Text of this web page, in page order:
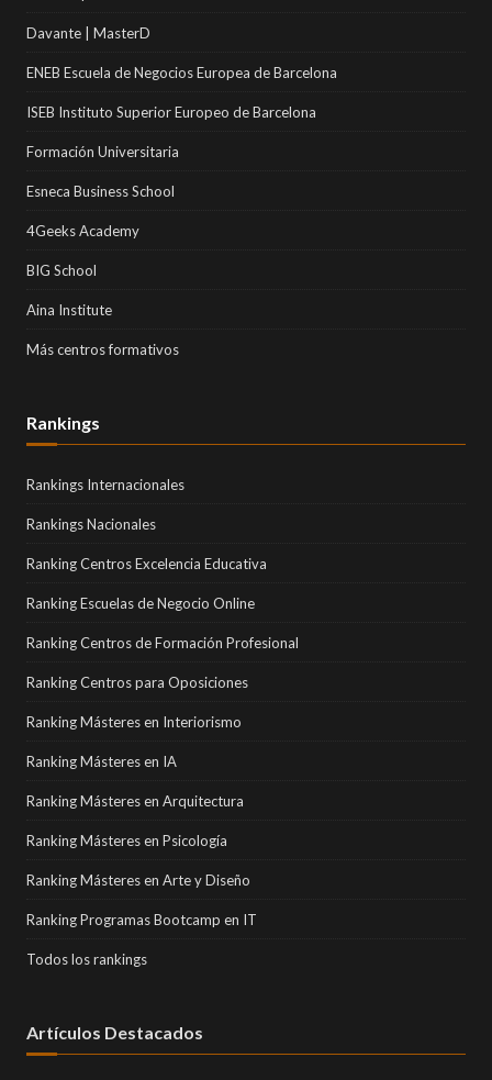
Davante | MasterD
ENEB Escuela de Negocios Europea de Barcelona
ISEB Instituto Superior Europeo de Barcelona
Formación Universitaria
Esneca Business School
4Geeks Academy
BIG School
Aina Institute
Más centros formativos
Rankings
Rankings Internacionales
Rankings Nacionales
Ranking Centros Excelencia Educativa
Ranking Escuelas de Negocio Online
Ranking Centros de Formación Profesional
Ranking Centros para Oposiciones
Ranking Másteres en Interiorismo
Ranking Másteres en IA
Ranking Másteres en Arquitectura
Ranking Másteres en Psicología
Ranking Másteres en Arte y Diseño
Ranking Programas Bootcamp en IT
Todos los rankings
Artículos Destacados